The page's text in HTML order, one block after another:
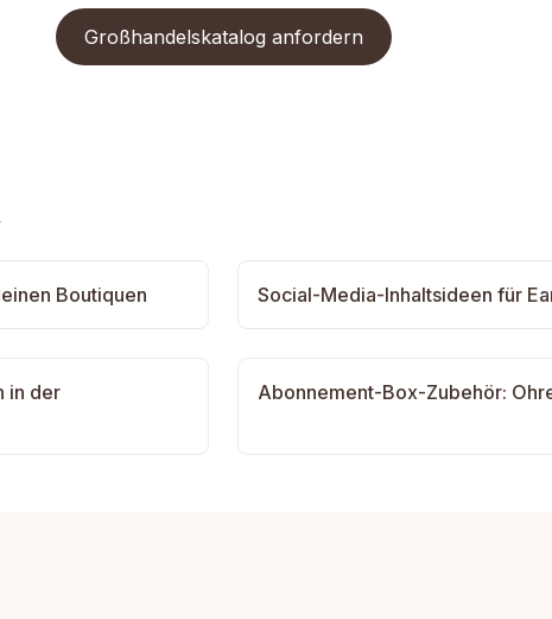
Großhandelskatalog anfordern
Boutiquen Social-Media-Inhaltsideen für
in der
Abonnement-Box-Zubehör: